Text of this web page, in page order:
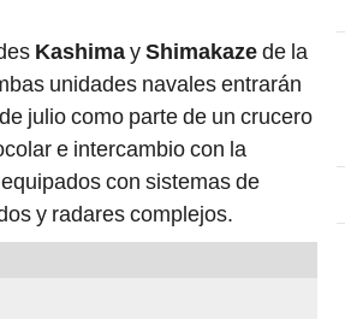
KashimayShimakazede la
unidades navales entrarán
julio como parte de un crucero
e intercambio con la
con sistemas de
y radares complejos.